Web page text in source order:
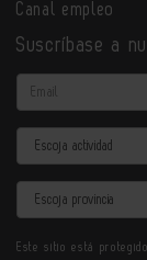
Canal empleo
Suscríbase a
Email
Actividad
Provincia
Este sitio está